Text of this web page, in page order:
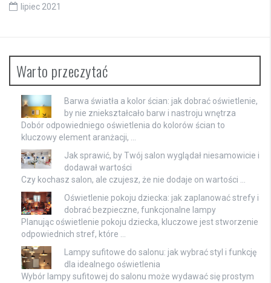
lipiec 2021
Warto przeczytać
Barwa światła a kolor ścian: jak dobrać oświetlenie,
by nie zniekształcało barw i nastroju wnętrza
Dobór odpowiedniego oświetlenia do kolorów ścian to
kluczowy element aranżacji, …
Jak sprawić, by Twój salon wyglądał niesamowicie i
dodawał wartości
Czy kochasz salon, ale czujesz, że nie dodaje on wartości …
Oświetlenie pokoju dziecka: jak zaplanować strefy i
dobrać bezpieczne, funkcjonalne lampy
Planując oświetlenie pokoju dziecka, kluczowe jest stworzenie
odpowiednich stref, które …
Lampy sufitowe do salonu: jak wybrać styl i funkcję
dla idealnego oświetlenia
Wybór lampy sufitowej do salonu może wydawać się prostym